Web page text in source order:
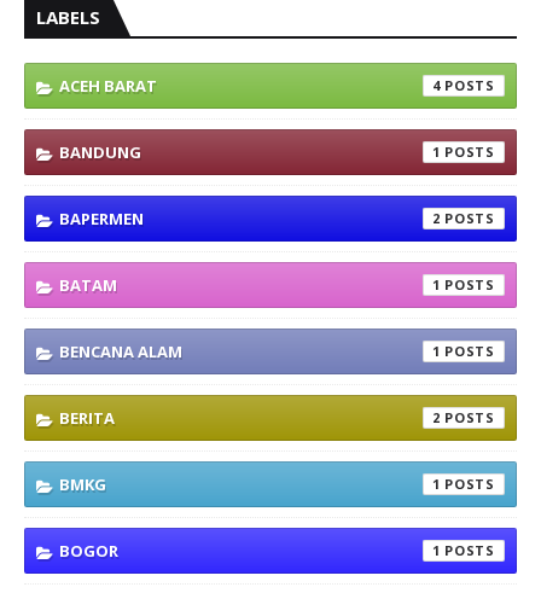
LABELS
ACEH BARAT 4
BANDUNG 1
BAPERMEN 2
BATAM 1
BENCANA ALAM 1
BERITA 2
BMKG 1
BOGOR 1